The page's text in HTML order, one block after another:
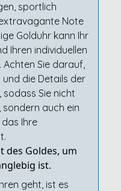
sportlich
Note
Golduhr kann Ihr
Ihren individuellen
Achten Sie darauf,
die Details der
sodass Sie nicht
sondern auch ein
Ihre
des Goldes, um
ist.
geht, ist es